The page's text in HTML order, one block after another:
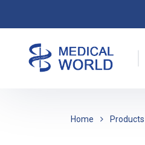
Home Products